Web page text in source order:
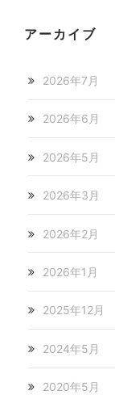
アーカイブ
2026年7月
2026年6月
2026年5月
2026年3月
2026年2月
2026年1月
2025年12月
2024年5月
2020年5月